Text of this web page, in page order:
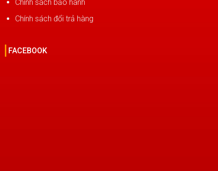
Chính sách bảo hành
Chính sách đổi trả hàng
FACEBOOK